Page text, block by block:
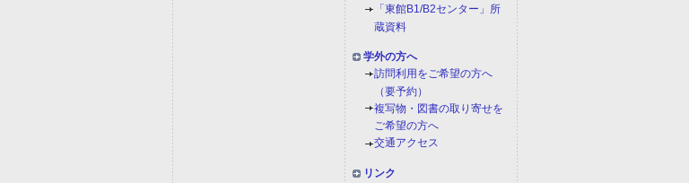
「東館B1/B2センター」所
蔵資料
学外の方へ
訪問利用をご希望の方へ
（要予約）
複写物・図書の取り寄せを
ご希望の方へ
交通アクセス
リンク